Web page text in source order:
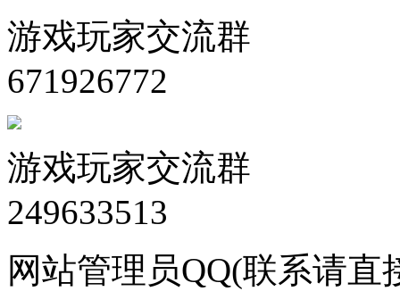
游戏玩家交流群
671926772
游戏玩家交流群
249633513
网站管理员QQ(联系请直